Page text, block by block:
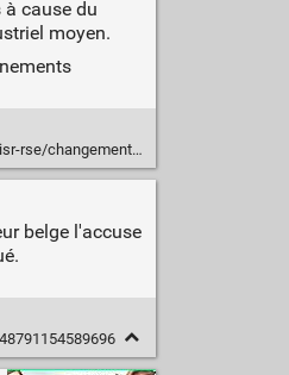
cause du
moyen.
a-une-catastrophe-naturelle-151365.html
belge l'accuse